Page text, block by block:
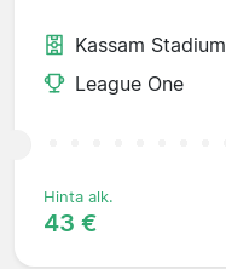
Kassam Stadium
League One
Hinta alk.
43 €